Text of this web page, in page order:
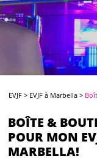
EVJF > EVJF à Marbella >
BOÎTE &
POUR MON
MARBELLA!